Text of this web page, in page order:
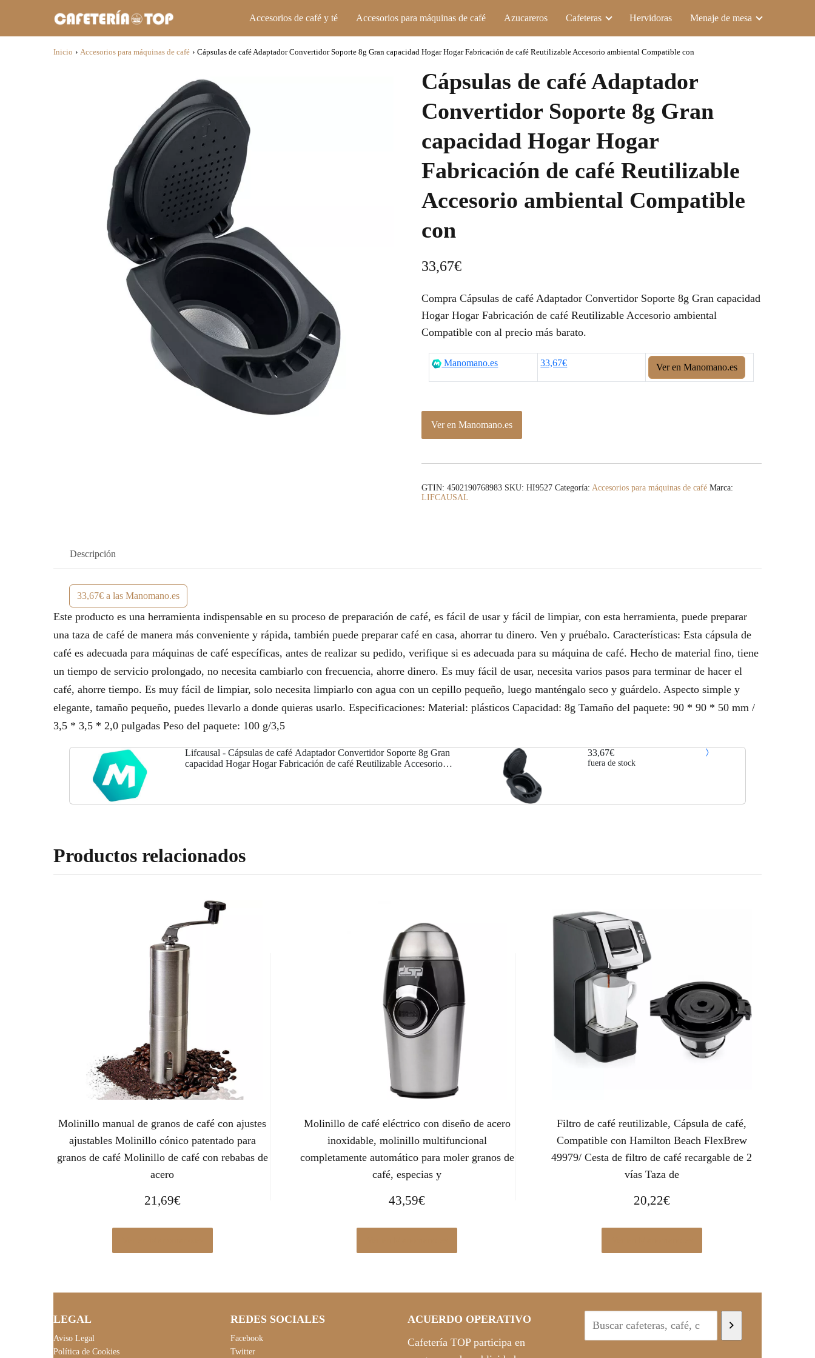
Accesorios de café y té Accesorios para máquinas de café Azucareros Cafeteras Hervidoras Menaje de mesa
Inicio › Accesorios para máquinas de café › Cápsulas de café Adaptador Convertidor Soporte 8g Gran capacidad Hogar Hogar Fabricación de café Reutilizable Accesorio ambiental Compatible con
Cápsulas de café Adaptador
Convertidor Soporte 8g Gran
capacidad Hogar Hogar
Fabricación de café Reutilizable
Accesorio ambiental Compatible
con
33,67€
Compra Cápsulas de café Adaptador Convertidor Soporte 8g Gran capacidad
Hogar Hogar Fabricación de café Reutilizable Accesorio ambiental
Compatible con al precio más barato.
Manomano.es 33,67€ Ver en Manomano.es
Ver en Manomano.es
GTIN: 4502190768983 SKU:HI9527 Categoría:Accesorios para máquinas de café Marca:
LIFCAUSAL
Descripción
33,67€ a las Manomano.es
Este producto es una herramienta indispensable en su proceso de preparación de café, es fácil de usar y fácil de limpiar, con esta herramienta, puede preparar
una taza de café de manera más conveniente y rápida, también puede preparar café en casa, ahorrar tu dinero. Ven y pruébalo. Características: Esta cápsula de
café es adecuada para máquinas de café específicas, antes de realizar su pedido, verifique si es adecuada para su máquina de café. Hecho de material fino, tiene
un tiempo de servicio prolongado, no necesita cambiarlo con frecuencia, ahorre dinero. Es muy fácil de usar, necesita varios pasos para terminar de hacer el
café, ahorre tiempo. Es muy fácil de limpiar, solo necesita limpiarlo con agua con un cepillo pequeño, luego manténgalo seco y guárdelo. Aspecto simple y
elegante, tamaño pequeño, puedes llevarlo a donde quieras usarlo. Especificaciones: Material: plásticos Capacidad: 8g Tamaño del paquete: 90 * 90 * 50 mm /
3,5 * 3,5 * 2,0 pulgadas Peso del paquete: 100 g/3,5
Lifcausal - Cápsulas de café Adaptador Convertidor Soporte 8g Gran
capacidad Hogar Hogar Fabricación de café Reutilizable Accesorio
33,67€
fuera de stock
Productos relacionados
Molinillo manual de granos de café con ajustes
ajustables Molinillo cónico patentado para
granos de café Molinillo de café con rebabas de
acero
21,69€
Molinillo de café eléctrico con diseño de acero
inoxidable, molinillo multifuncional
completamente automático para moler granos de
café, especias y
43,59€
Filtro de café reutilizable, Cápsula de café,
Compatible con Hamilton Beach FlexBrew
49979/ Cesta de filtro de café recargable de 2
vías Taza de
20,22€
LEGAL
Aviso Legal
Política de Cookies
REDES SOCIALES
Facebook
Twitter
ACUERDO OPERATIVO
Cafetería TOP participa en